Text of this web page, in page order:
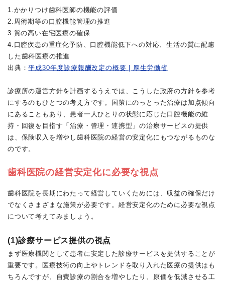
1.かかりつけ歯科医師の機能の評価
2.周術期等の口腔機能管理の推進
3.質の高い在宅医療の確保
4.口腔疾患の重症化予防、口腔機能低下への対応、生活の質に配慮
した歯科医療の推進
出典：平成30年度診療報酬改定の概要 | 厚生労働省
診療所の運営方針を計画するうえでは、こうした政府の方針を参考
にするのもひとつの考え方です。国策にのっとった治療は加点傾向
にあることもあり、患者一人ひとりの状態に応じた口腔機能の維
持・回復を目指す「治療・管理・連携型」の治療サービスの提供
は、保険収入を増やし歯科医院の経営の安定化にもつながるものな
のです。
歯科医院の経営安定化に必要な視点
歯科医院を長期にわたって経営していくためには、収益の確保だけ
でなくさまざまな施策が必要です。経営安定化のために必要な視点
について考えてみましょう。
(1)診療サービス提供の視点
まず医療機関として患者に安定した診療サービスを提供することが
重要です。医療技術の向上やトレンドを取り入れた医療の提供はも
ちろんですが、自費診療の割合を増やしたり、原価を低減させる工